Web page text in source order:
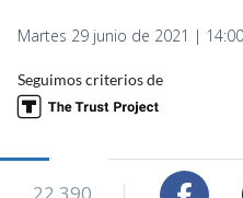
Martes 29 junio de 2021 | 14:00
Seguimos criterios de